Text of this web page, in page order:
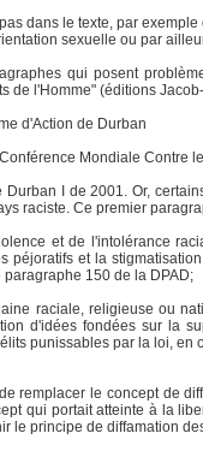
dans le texte, par
sexuelle ou par
qui posent
de l'Homme" (éditions
d'Action de Durban
Mondiale
I de 2001. Or,
raciste. Ce premier
et de l'intolérance
péjoratifs et la
150 de la DPAD;
raciale, religieuse ou
d'idées fondées sur la
punissables par la loi,
remplacer le concept de
qui portait atteinte à la
le principe de diffamation